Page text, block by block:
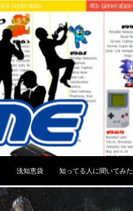
浅知恵袋 知ってる人に聞いてみた